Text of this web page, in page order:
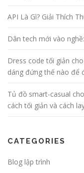
API Là Gì? Giải Thích
Dân tech mới vào
Dress code tối giản
dáng đứng thế nào để
Tủ đồ smart-casual
cách tối giản và cách
CATEGORIES
Blog lập trình